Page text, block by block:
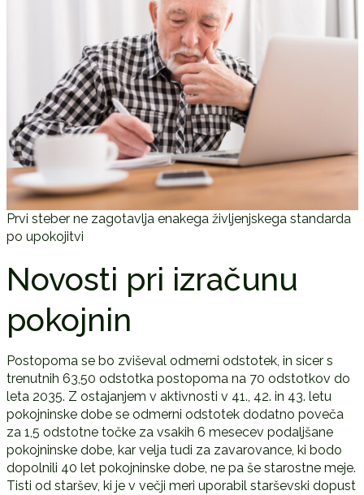
Prvi steber ne zagotavlja enakega življenjskega standarda
po upokojitvi
Novosti pri izračunu
pokojnin
Postopoma se bo zviševal odmerni odstotek, in sicer s
trenutnih 63,50 odstotka postopoma na 70 odstotkov do
leta 2035. Z ostajanjem v aktivnosti v 41., 42. in 43. letu
pokojninske dobe se odmerni odstotek dodatno poveča
za 1,5 odstotne točke za vsakih 6 mesecev podaljšane
pokojninske dobe, kar velja tudi za zavarovance, ki bodo
dopolnili 40 let pokojninske dobe, ne pa še starostne meje.
Tisti od staršev, ki je v večji meri uporabil starševski dopust